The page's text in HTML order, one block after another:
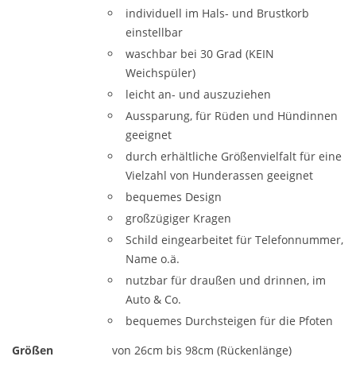
individuell im Hals- und Brustkorb
einstellbar
waschbar bei 30 Grad (KEIN
Weichspüler)
leicht an- und auszuziehen
Aussparung, für Rüden und Hündinnen
geeignet
durch erhältliche Größenvielfalt für eine
Vielzahl von Hunderassen geeignet
bequemes Design
großzügiger Kragen
Schild eingearbeitet für Telefonnummer,
Name o.ä.
nutzbar für draußen und drinnen, im
Auto & Co.
bequemes Durchsteigen für die Pfoten
Größen
von 26cm bis 98cm (Rückenlänge)